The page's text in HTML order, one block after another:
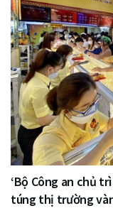
‘Bộ Công an chủ
túng thị trường